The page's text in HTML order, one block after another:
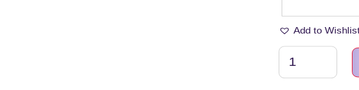
Add to
Cantitate
Marturii